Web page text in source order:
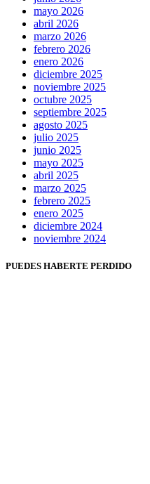
mayo 2026
abril 2026
marzo 2026
febrero 2026
enero 2026
diciembre 2025
noviembre 2025
octubre 2025
septiembre 2025
agosto 2025
julio 2025
junio 2025
mayo 2025
abril 2025
marzo 2025
febrero 2025
enero 2025
diciembre 2024
noviembre 2024
PUEDES HABERTE PERDIDO